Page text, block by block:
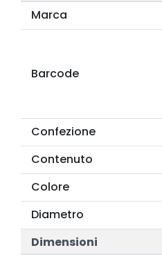
Marca
Barcode
Confezione
Contenuto
Colore
Diametro
Dimensioni